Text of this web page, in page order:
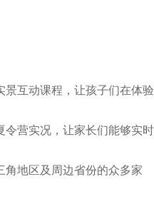
互动课程，让孩子们在体验
令营实况，让家长们能够实时
地区及周边省份的众多家